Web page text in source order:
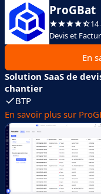
ProGBat
14
Devis et
En
Solution SaaS de
chantier
BTP
En savoir plus sur